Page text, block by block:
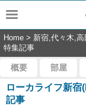
Home > 新宿,代々木,
特集記事
概要 部屋
ローカライフ新
記事